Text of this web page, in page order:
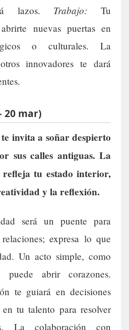
lazos. Trabajo: Tu
nuevas puertas en
o culturales. La
innovadores te dará
20 mar)
invita a soñar despierto
sus calles antiguas. La
tu estado interior,
y la reflexión.
será un puente para
expresa lo que
Un acto simple, como
abrir corazones.
te guiará en decisiones
tu talento para resolver
La colaboración con